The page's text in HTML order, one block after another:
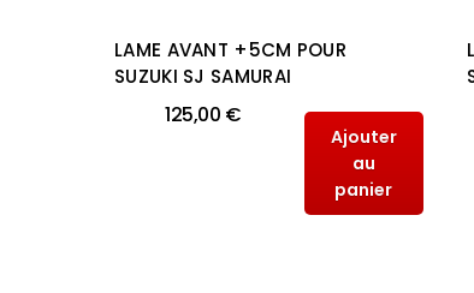
LAME AVANT +5CM POUR
SUZUKI SJ SAMURAI
125,00 €
Ajouter
au
panier